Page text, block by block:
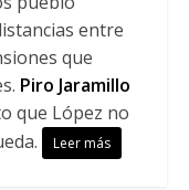
entre
que
Piro Jaramillo
que López no
Leer más